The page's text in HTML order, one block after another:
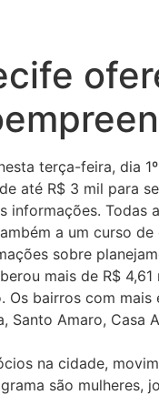
terça-feira, dia
até R$ 3 mil para
a um curso
sobre
mais de R$
bairros com
Amaro, Casa
na cidade,
são mulheres,